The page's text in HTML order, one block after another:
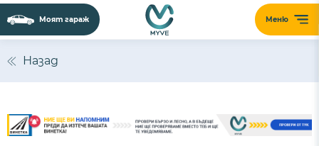
Меню
Моят гараж
Назад